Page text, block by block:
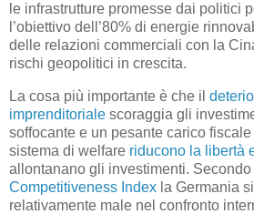
le infrastrutture promesse dai politici
l’obiettivo dell’80% di energie
delle relazioni commerciali con la
rischi geopolitici in crescita.
La cosa più importante è che il
imprenditoriale scoraggia gli
soffocante e un pesante carico fiscale
sistema di welfare riducono la libertà
allontanano gli investimenti. Secondo
Competitiveness Index la Germania
relativamente male nel confronto